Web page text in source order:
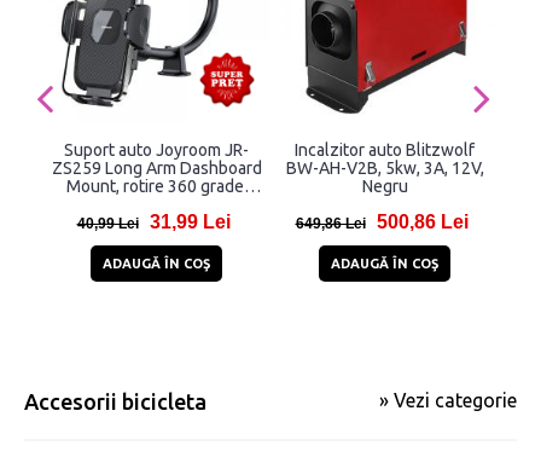
Suport auto Joyroom JR-
ZS259 Long Arm Dashboard
Mount, rotire 360 grade,
40,99 Lei 31,99 Lei
ADAUGĂ ÎN COŞ
Incalzitor auto Blitzwolf
BW-AH-V2B, 5kw, 3A, 12V,
Negru
649,86 Lei 500,86 Lei
ADAUGĂ ÎN COŞ
Accesorii bicicleta » Vezi categorie